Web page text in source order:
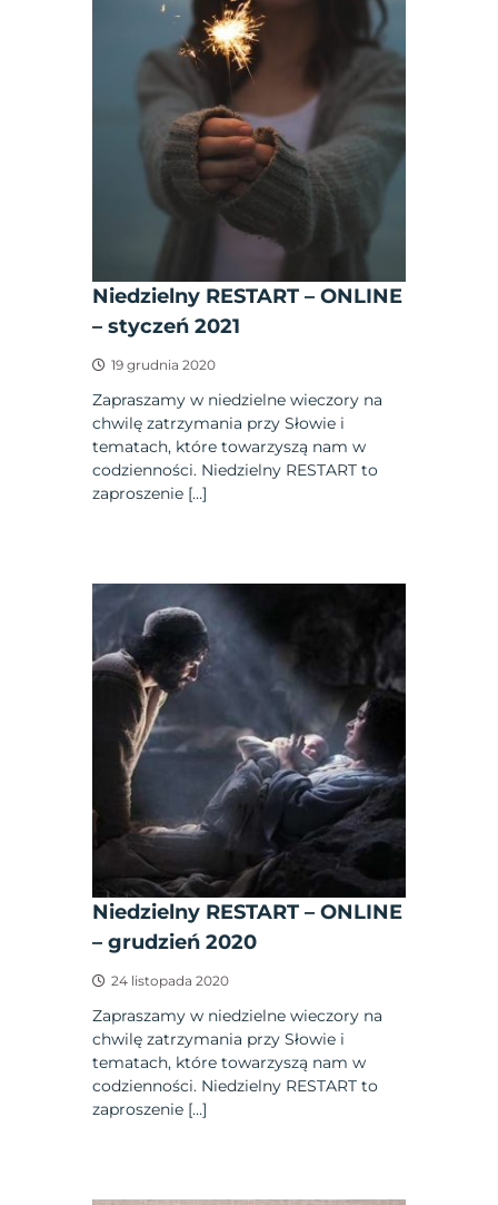
Niedzielny RESTART – ONLINE
– styczeń 2021
19 grudnia 2020
Zapraszamy w niedzielne wieczory na
chwilę zatrzymania przy Słowie i
tematach, które towarzyszą nam w
codzienności. Niedzielny RESTART to
zaproszenie […]
Niedzielny RESTART – ONLINE
– grudzień 2020
24 listopada 2020
Zapraszamy w niedzielne wieczory na
chwilę zatrzymania przy Słowie i
tematach, które towarzyszą nam w
codzienności. Niedzielny RESTART to
zaproszenie […]